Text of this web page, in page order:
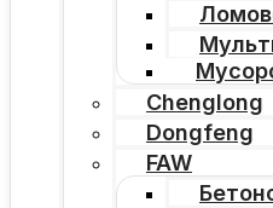
Chenglong
Dongfeng
FAW